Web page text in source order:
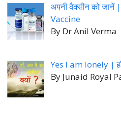
अपनी वैक्सीन को
Vaccine
By Dr Anil Verma
Yes I am lonely |
By Junaid Royal